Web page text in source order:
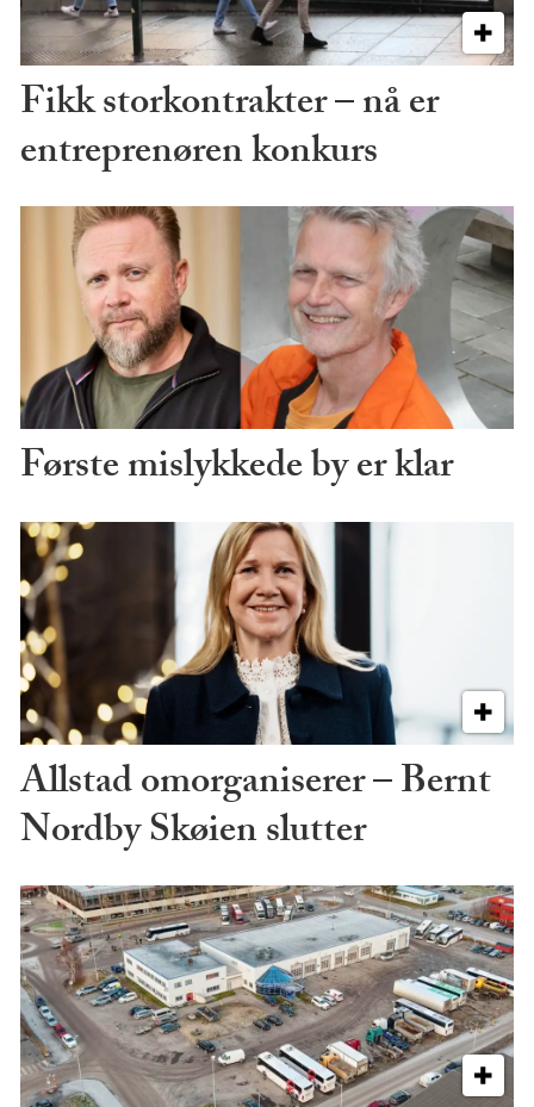
Fikk storkontrakter – nå er
entreprenøren konkurs
Første mislykkede by er klar
Allstad omorganiserer – Bernt
Nordby Skøien slutter